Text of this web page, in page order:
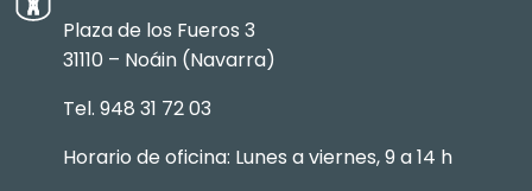
Plaza de los Fueros 3
31110 – Noáin (Navarra)
Tel. 948 31 72 03
Horario de oficina: Lunes a viernes, 9 a 14 h